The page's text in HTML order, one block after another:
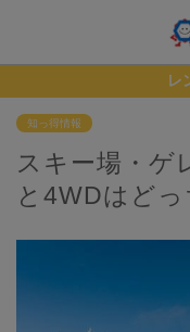
レ
知っ得情報
スキー場・ゲ
と4WDはど